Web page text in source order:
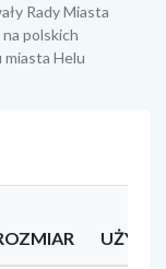
Rady Miasta
polskich
miasta Helu